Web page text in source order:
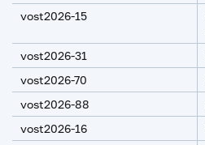
vost2026-15
vost2026-31
vost2026-70
vost2026-88
vost2026-16